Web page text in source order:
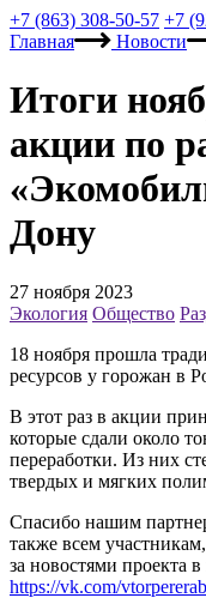
+7 (863) 308-50-57 +7
Главная
Новости
Итоги
акции по
Дону
27 ноября 2023
Экология Общество
18 ноября прошла
ресурсов у горожан в
В этот раз в акции
которые сдали около
переработки. Из них
твердых и мягких
Спасибо нашим
также всем
за новостями проекта
https://vk.com/